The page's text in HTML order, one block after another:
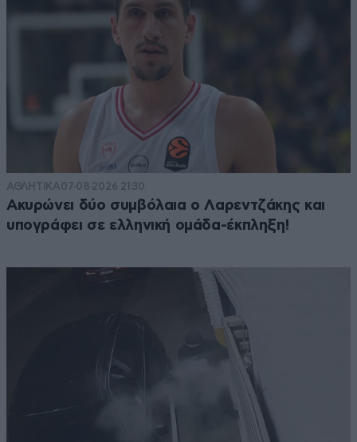
ΑΘΛΗΤΙΚΑ07·08·2026 21:30
Ακυρώνει δύο συμβόλαια ο Λαρεντζάκης και
υπογράφει σε ελληνική ομάδα-έκπληξη!